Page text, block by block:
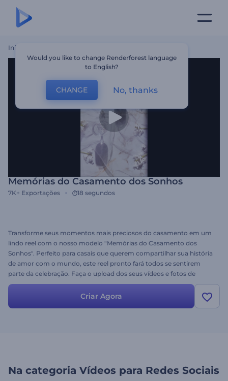
Início
Memórias do Casamento dos Sonhos
7K+ Exportações 18 segundos
Transforme seus momentos mais preciosos do casamento em um
lindo reel com o nosso modelo "Memórias do Casamento dos
Sonhos". Perfeito para casais que querem compartilhar sua história
de amor com o mundo, este reel pronto fará todos se sentirem
parte da celebração. Faça o upload dos seus vídeos e fotos de
casamento, escolha uma linda trilha sonora e crie um reel
encantador para manter suas memórias de casamento vivas para
sempre. Comece a criar agora!
Criar Agora
Na categoria Vídeos para Redes Sociais
Would you like to change Renderforest language
to English?
CHANGE No, thanks